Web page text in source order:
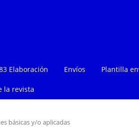
Elaboración Envíos Plantilla
la revista
básicas y/o aplicadas